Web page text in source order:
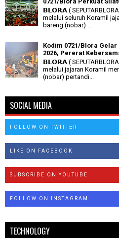
𝗕𝗟𝗢𝗥𝗔 (
melalui seluruh Koramil
bareng (nobar) ...
Kodim 0721/Blora
2026, Pererat
𝗕𝗟𝗢𝗥𝗔 (
melalui jajaran Koramil
(nobar) pertandi...
SOCIAL MEDIA
FOLLOW ON TWITTER
LIKE ON FACEBOOK
SUBSCRIBE ON YOUTUBE
FOLLOW ON INSTAGRAM
TECHNOLOGY